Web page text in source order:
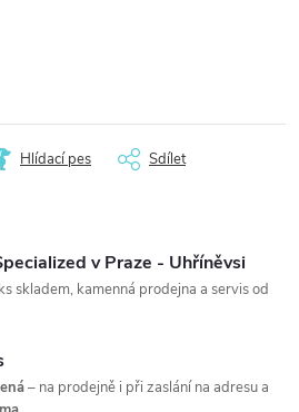
Hlídací pes Sdílet
v Praze - Uhříněvsi
skladem, kamenná prodejna a servis od
– na prodejně i při zaslání na adresu a